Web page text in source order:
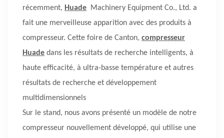
récemment, Huade Machinery Equipment Co., Ltd. a
fait une merveilleuse apparition avec des produits à
compresseur. Cette foire de Canton, compresseur
Huade dans les résultats de recherche intelligents, à
haute efficacité, à ultra-basse température et autres
résultats de recherche et développement
multidimensionnels
Sur le stand, nous avons présenté un modèle de notre
compresseur nouvellement développé, qui utilise une